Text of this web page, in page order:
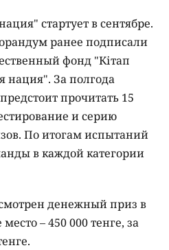
стартует в сентябре.
ранее подписали
фонд "Кітап
нация". За полгода
прочитать 15
и серию
По итогам испытаний
в каждой категории
денежный приз в
– 450 000 тенге, за